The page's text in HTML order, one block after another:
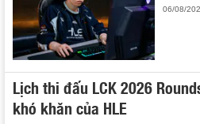
06/08/
Lịch thi đấu LCK 2026
khó khăn của HLE